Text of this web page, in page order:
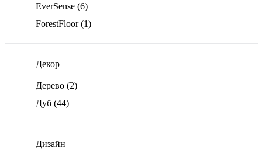
EverSense (6)
ForestFloor(1)
Декор
Дерево (2)
Дуб (44)
Дизайн